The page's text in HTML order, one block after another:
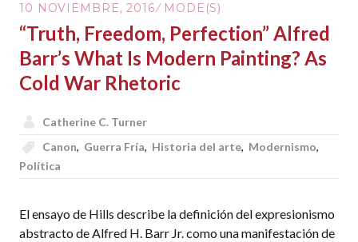
10 NOVIEMBRE, 2016 MODE(S)
“Truth, Freedom, Perfection” Alfred
Barr’s What Is Modern Painting? As
Cold War Rhetoric
Catherine C. Turner
Canon, Guerra Fría, Historia del arte, Modernismo,
Política
El ensayo de Hills describe la definición del expresionismo
abstracto de Alfred H. Barr Jr. como una manifestación de